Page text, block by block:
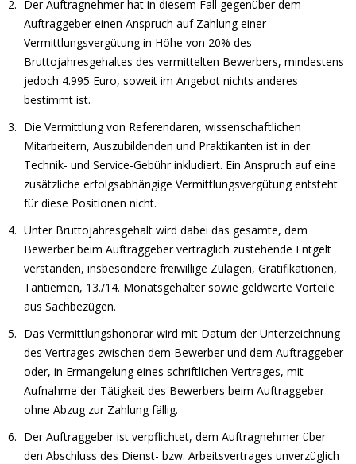
Der Auftragnehmer hat in diesem Fall gegenüber dem
Auftraggeber einen Anspruch auf Zahlung einer
Vermittlungsvergütung in Höhe von 20% des
Bruttojahresgehaltes des vermittelten Bewerbers, mindestens
jedoch 4.995 Euro, soweit im Angebot nichts anderes
bestimmt ist.
Die Vermittlung von Referendaren, wissenschaftlichen
Mitarbeitern, Auszubildenden und Praktikanten ist in der
Technik- und Service-Gebühr inkludiert. Ein Anspruch auf eine
zusätzliche erfolgsabhängige Vermittlungsvergütung entsteht
für diese Positionen nicht.
Unter Bruttojahresgehalt wird dabei das gesamte, dem
Bewerber beim Auftraggeber vertraglich zustehende Entgelt
verstanden, insbesondere freiwillige Zulagen, Gratifikationen,
Tantiemen, 13./14. Monatsgehälter sowie geldwerte Vorteile
aus Sachbezügen.
Das Vermittlungshonorar wird mit Datum der Unterzeichnung
des Vertrages zwischen dem Bewerber und dem Auftraggeber
oder, in Ermangelung eines schriftlichen Vertrages, mit
Aufnahme der Tätigkeit des Bewerbers beim Auftraggeber
ohne Abzug zur Zahlung fällig.
Der Auftraggeber ist verpflichtet, dem Auftragnehmer über
den Abschluss des Dienst- bzw. Arbeitsvertrages unverzüglich